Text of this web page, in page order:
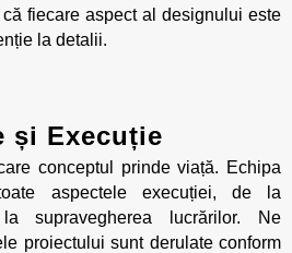
fiecare aspect al designului este
la detalii.
și Execuție
conceptul prinde viață. Echipa
aspectele execuției, de la
supravegherea lucrărilor. Ne
proiectului sunt derulate conform